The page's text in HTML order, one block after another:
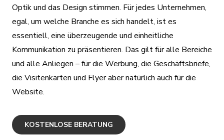
Optik und das Design stimmen. Für jedes Unternehmen,
egal, um welche Branche es sich handelt, ist es
essentiell, eine überzeugende und einheitliche
Kommunikation zu präsentieren. Das gilt für alle Bereiche
und alle Anliegen – für die Werbung, die Geschäftsbriefe,
die Visitenkarten und Flyer aber natürlich auch für die
Website.
KOSTENLOSE BERATUNG